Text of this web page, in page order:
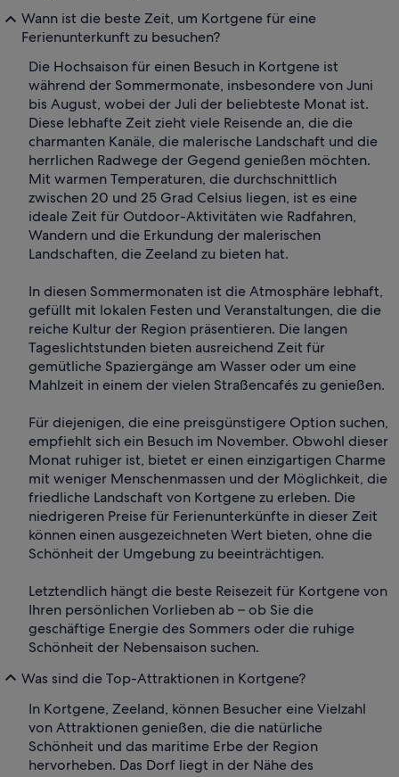
Wann ist die beste Zeit, um Kortgene für eine
Ferienunterkunft zu besuchen?
Die Hochsaison für einen Besuch in Kortgene ist
während der Sommermonate, insbesondere von Juni
bis August, wobei der Juli der beliebteste Monat ist.
Diese lebhafte Zeit zieht viele Reisende an, die die
charmanten Kanäle, die malerische Landschaft und die
herrlichen Radwege der Gegend genießen möchten.
Mit warmen Temperaturen, die durchschnittlich
zwischen 20 und 25 Grad Celsius liegen, ist es eine
ideale Zeit für Outdoor-Aktivitäten wie Radfahren,
Wandern und die Erkundung der malerischen
Landschaften, die Zeeland zu bieten hat.
In diesen Sommermonaten ist die Atmosphäre lebhaft,
gefüllt mit lokalen Festen und Veranstaltungen, die die
reiche Kultur der Region präsentieren. Die langen
Tageslichtstunden bieten ausreichend Zeit für
gemütliche Spaziergänge am Wasser oder um eine
Mahlzeit in einem der vielen Straßencafés zu genießen.
Für diejenigen, die eine preisgünstigere Option suchen,
empfiehlt sich ein Besuch im November. Obwohl dieser
Monat ruhiger ist, bietet er einen einzigartigen Charme
mit weniger Menschenmassen und der Möglichkeit, die
friedliche Landschaft von Kortgene zu erleben. Die
niedrigeren Preise für Ferienunterkünfte in dieser Zeit
können einen ausgezeichneten Wert bieten, ohne die
Schönheit der Umgebung zu beeinträchtigen.
Letztendlich hängt die beste Reisezeit für Kortgene von
Ihren persönlichen Vorlieben ab – ob Sie die
geschäftige Energie des Sommers oder die ruhige
Schönheit der Nebensaison suchen.
Was sind die Top-Attraktionen in Kortgene?
In Kortgene, Zeeland, können Besucher eine Vielzahl
von Attraktionen genießen, die die natürliche
Schönheit und das maritime Erbe der Region
hervorheben. Das Dorf liegt in der Nähe des